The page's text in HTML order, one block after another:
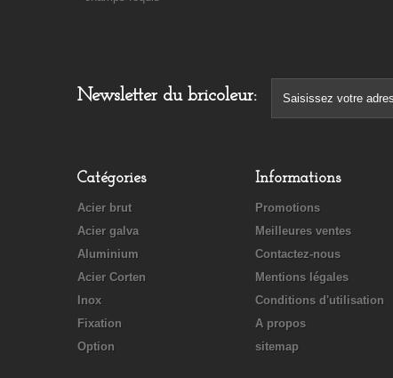
Newsletter du bricoleur:
Catégories
Acier brut
Acier galva
Aluminium
Acier Corten
Inox
Fixation
Option
Informations
Promotions
Meilleures ventes
Contactez-nous
Mentions légales
Conditions d'utilisation
A propos
sitemap